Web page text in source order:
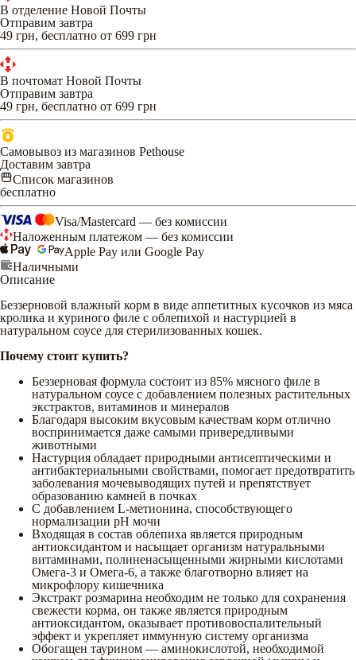
В отделение Новой Почты
Отправим завтра
49 грн, бесплатно от 699 грн
В почтомат Новой Почты
Отправим завтра
49 грн, бесплатно от 699 грн
Самовывоз из магазинов Pethouse
Доставим завтра
Список магазинов
бесплатно
Visa/Mastercard — без комиссии
Наложенным платежом — без комиссии
Apple Pay или Google Pay
Наличными
Описание
Беззерновой влажный корм в виде аппетитных кусочков из мяса
кролика и куриного филе с облепихой и настурцией в
натуральном соусе для стерилизованных кошек.
Почему стоит купить?
Беззерновая формула состоит из 85% мясного филе в
натуральном соусе с добавлением полезных растительных
экстрактов, витаминов и минералов
Благодаря высоким вкусовым качествам корм отлично
воспринимается даже самыми привередливыми
животными
Настурция обладает природными антисептическими и
антибактериальными свойствами, помогает предотвратить
заболевания мочевыводящих путей и препятствует
образованию камней в почках
С добавлением L-метионина, способствующего
нормализации pH мочи
Входящая в состав облепиха является природным
антиоксидантом и насыщает организм натуральными
витаминами, полиненасыщенными жирными кислотами
Омега-3 и Омега-6, а также благотворно влияет на
микрофлору кишечника
Экстракт розмарина необходим не только для сохранения
свежести корма, он также является природным
антиоксидантом, оказывает противовоспалительный
эффект и укрепляет иммунную систему организма
Обогащен таурином — аминокислотой, необходимой